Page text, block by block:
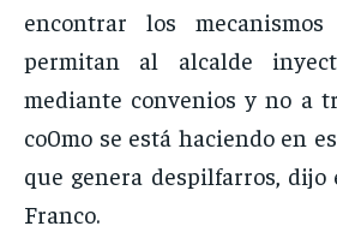
encontrar los
permitan al alcalde
mediante convenios y no a
co0mo se está haciendo en
que genera despilfarros, dijo
Franco.